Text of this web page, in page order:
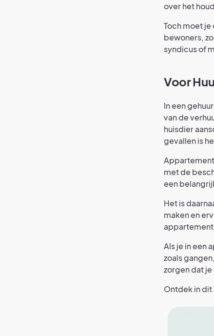
over het
Toch moet
bewoners,
syndicus of
Voor
In een
van de
huisdier
gevallen is
met de
een
Het is
maken en
Als je in een
zoals
zorgen dat
Ontdek in